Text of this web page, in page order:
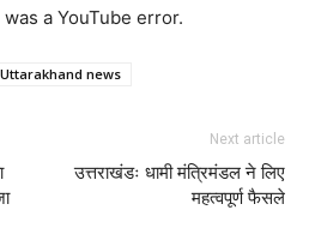
a YouTube error.
Uttarakhand news
Next article
उत्तराखंडः धामी मंत्रिमंडल ने लिए
महत्वपूर्ण फैसले